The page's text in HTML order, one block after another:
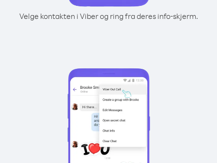
Velge kontakten i Viber og ring fra deres info-skjerm.